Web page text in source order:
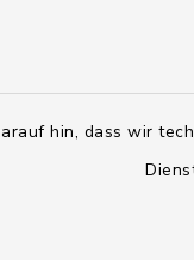
hin, dass wir